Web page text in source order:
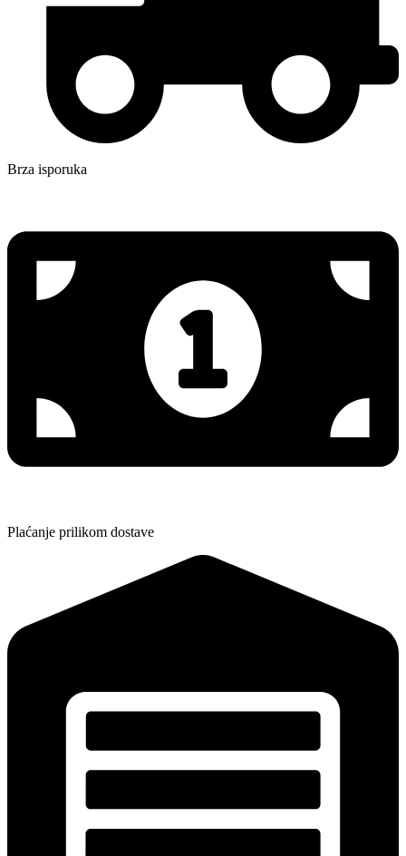
Brza isporuka
Plaćanje prilikom dostave